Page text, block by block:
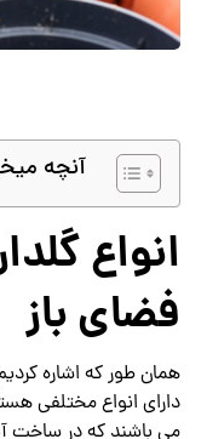
آنچه
انواع
فضای باز
همان طور که اشاره
دارای انواع مختلفی
می باشند که در ساخت